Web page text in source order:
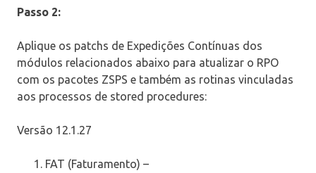
Passo 2:
Aplique os patchs de Expedições Contínuas dos
módulos relacionados abaixo para atualizar o RPO
com os pacotes ZSPS e também as rotinas vinculadas
aos processos de stored procedures:
Versão 12.1.27
FAT (Faturamento) –